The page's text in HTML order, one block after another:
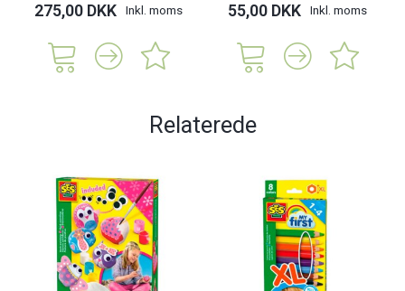
275,00 DKK Inkl. moms 55,00 DKK Inkl. moms
Relaterede